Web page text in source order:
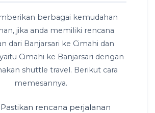
berbagai kemudahan
jika anda memiliki rencana
dari Banjarsari ke Cimahi dan
Cimahi ke Banjarsari dengan
shuttle travel. Berikut cara
memesannya.
Pastikan rencana perjalanan